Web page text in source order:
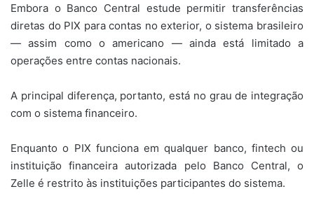
Embora o Banco Central estude permitir transferências
diretas do PIX para contas no exterior, o sistema brasileiro
— assim como o americano — ainda está limitado a
operações entre contas nacionais.
A principal diferença, portanto, está no grau de integração
com o sistema financeiro.
Enquanto o PIX funciona em qualquer banco, fintech ou
instituição financeira autorizada pelo Banco Central, o
Zelle é restrito às instituições participantes do sistema.